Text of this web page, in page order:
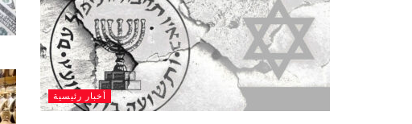
أخبار رئيسية